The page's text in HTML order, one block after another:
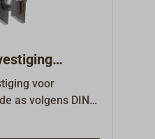
/ staal
voor
as volgens DIN
van